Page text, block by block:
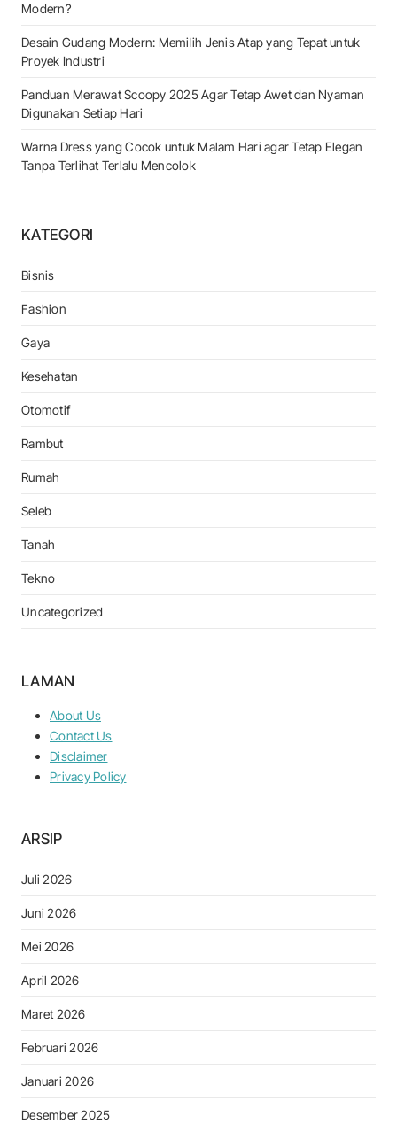
Modern?
Desain Gudang Modern: Memilih Jenis Atap yang Tepat untuk
Proyek Industri
Panduan Merawat Scoopy 2025 Agar Tetap Awet dan Nyaman
Digunakan Setiap Hari
Warna Dress yang Cocok untuk Malam Hari agar Tetap Elegan
Tanpa Terlihat Terlalu Mencolok
KATEGORI
Bisnis
Fashion
Gaya
Kesehatan
Otomotif
Rambut
Rumah
Seleb
Tanah
Tekno
Uncategorized
LAMAN
About Us
Contact Us
Disclaimer
Privacy Policy
ARSIP
Juli 2026
Juni 2026
Mei 2026
April 2026
Maret 2026
Februari 2026
Januari 2026
Desember 2025